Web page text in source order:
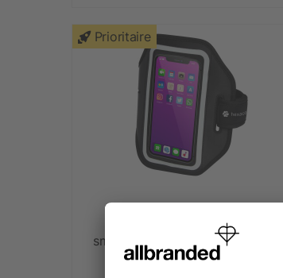
Prioritaire
Bracelet réfléchissant pour
smartphone avec étui transparent
Haile